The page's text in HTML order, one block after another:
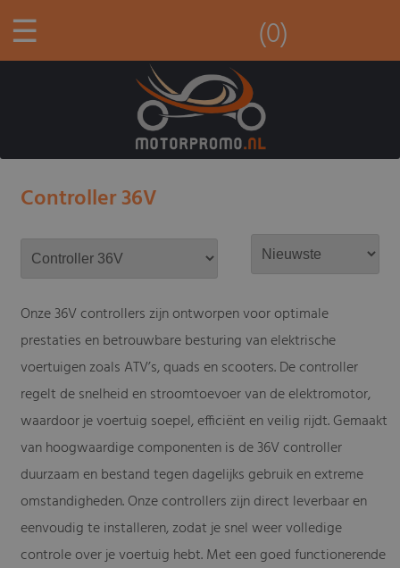
☰ (0)
Controller 36V
Onze 36V controllers zijn ontworpen voor optimale
prestaties en betrouwbare besturing van elektrische
voertuigen zoals ATV’s, quads en scooters. De controller
regelt de snelheid en stroomtoevoer van de elektromotor,
waardoor je voertuig soepel, efficiënt en veilig rijdt. Gemaakt
van hoogwaardige componenten is de 36V controller
duurzaam en bestand tegen dagelijks gebruik en extreme
omstandigheden. Onze controllers zijn direct leverbaar en
eenvoudig te installeren, zodat je snel weer volledige
controle over je voertuig hebt. Met een goed functionerende